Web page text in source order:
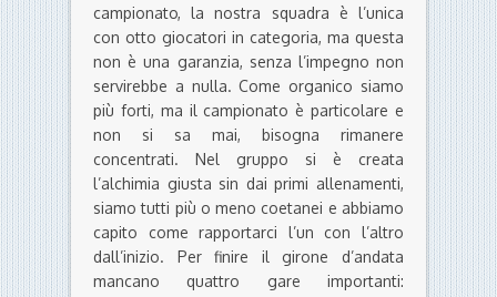
campionato, la nostra squadra è l’unica
con otto giocatori in categoria, ma questa
non è una garanzia, senza l’impegno non
servirebbe a nulla. Come organico siamo
più forti, ma il campionato è particolare e
non si sa mai, bisogna rimanere
concentrati. Nel gruppo si è creata
l’alchimia giusta sin dai primi allenamenti,
siamo tutti più o meno coetanei e abbiamo
capito come rapportarci l’un con l’altro
dall’inizio. Per finire il girone d’andata
mancano quattro gare importanti: